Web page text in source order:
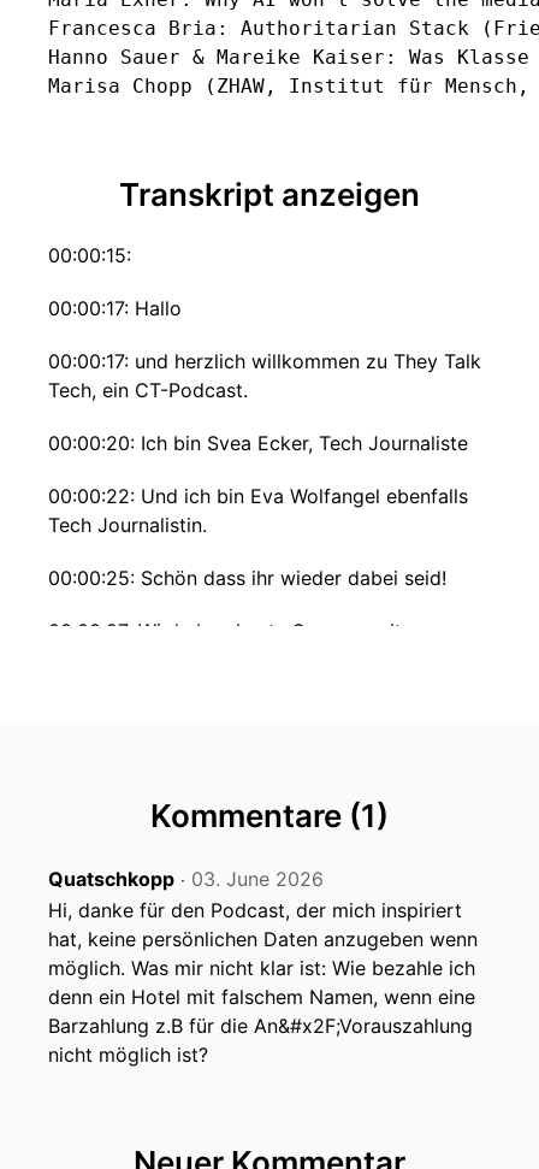
Francesca Bria: Authoritarian Stack
Hanno Sauer & Mareike Kaiser: Was
Transkript anzeigen
00:00:15:
00:00:17: Hallo
00:00:17: und herzlich willkommen zu They Talk
Tech, ein CT-Podcast.
00:00:20: Ich bin Svea Ecker, Tech Journaliste
00:00:22: Und ich bin Eva Wolfangel ebenfalls
Tech Journalistin.
00:00:25: Schön dass ihr wieder dabei seid!
00:00:27: Wir haben heute Sommerzeit,
00:00:33: Jetzt so aufkommen für den Sommer
und am Ende machen noch eine ganz kurze
00:00:40: Das fasst ein bisschen sehr nördiger
Aufhänger, ne?
00:00:42: Wir haben euch Scams mitgebracht.
00:00:45: Freut euch!
einen coolen Scam.
Kommentare (1)
Quatschkopp ‧ 03. June 2026
Hi, danke für den Podcast, der mich inspiriert
hat, keine persönlichen Daten anzugeben wenn
möglich. Was mir nicht klar ist: Wie bezahle ich
denn ein Hotel mit falschem Namen, wenn eine
Barzahlung z.B für die An&#x2F;Vorauszahlung
nicht möglich ist?